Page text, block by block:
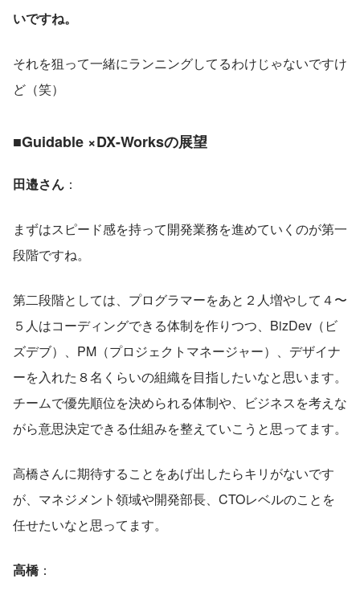
いですね。
それを狙って一緒にランニングしてるわけじゃないですけ
ど（笑）
■Guidable ×DX-Worksの展望
田邉さん ：
まずはスピード感を持って開発業務を進めていくのが第一
段階ですね。
第二段階としては、プログラマーをあと２人増やして４〜
５人はコーディングできる体制を作りつつ、BizDev（ビ
ズデブ）、PM（プロジェクトマネージャー）、デザイナ
ーを入れた８名くらいの組織を目指したいなと思います。
チームで優先順位を決められる体制や、ビジネスを考えな
がら意思決定できる仕組みを整えていこうと思ってます。
高橋さんに期待することをあげ出したらキリがないです
が、マネジメント領域や開発部長、CTOレベルのことを
任せたいなと思ってます。
高橋：